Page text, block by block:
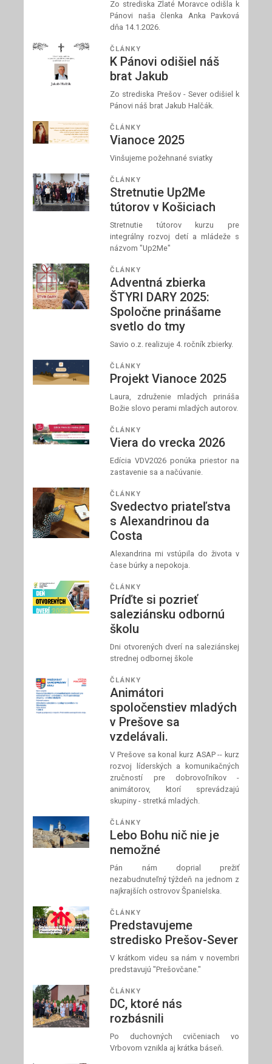
Zo strediska Zlaté Moravce odišla k
Pánovi naša členka Anka Pavková
dňa 14.1.2026.
ČLÁNKY
K Pánovi odišiel náš
brat Jakub
Zo strediska Prešov - Sever odišiel k
Pánovi náš brat Jakub Halčák.
ČLÁNKY
Vianoce 2025
Vinšujeme požehnané sviatky
ČLÁNKY
Stretnutie Up2Me
tútorov v Košiciach
Stretnutie tútorov kurzu pre
integrálny rozvoj detí a mládeže s
názvom "Up2Me"
ČLÁNKY
Adventná zbierka
ŠTYRI DARY 2025:
Spoločne prinášame
svetlo do tmy
Savio o.z. realizuje 4. ročník zbierky.
ČLÁNKY
Projekt Vianoce 2025
Laura, združenie mladých prináša
Božie slovo perami mladých autorov.
ČLÁNKY
Viera do vrecka 2026
Edícia VDV2026 ponúka priestor na
zastavenie sa a načúvanie.
ČLÁNKY
Svedectvo priateľstva
s Alexandrinou da
Costa
Alexandrina mi vstúpila do života v
čase búrky a nepokoja.
ČLÁNKY
Príďte si pozrieť
saleziánsku odbornú
školu
Dni otvorených dverí na saleziánskej
strednej odbornej škole
ČLÁNKY
Animátori
spoločenstiev mladých
v Prešove sa
vzdelávali.
V Prešove sa konal kurz ASAP -- kurz
rozvoj líderských a komunikačných
zručností pre dobrovoľníkov -
animátorov, ktorí sprevádzajú
skupiny - stretká mladých.
ČLÁNKY
Lebo Bohu nič nie je
nemožné
Pán nám doprial prežiť
nezabudnuteľný týždeň na jednom z
najkrajších ostrovov Španielska.
ČLÁNKY
Predstavujeme
stredisko Prešov-Sever
V krátkom videu sa nám v novembri
predstavujú "Prešovčane."
ČLÁNKY
DC, ktoré nás
rozbásnili
Po duchovných cvičeniach vo
Vrbovom vznikla aj krátka báseň.